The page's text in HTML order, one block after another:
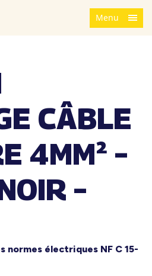
Menu
CÂBLE
4MM² –
–
normes électriques NF C 15-